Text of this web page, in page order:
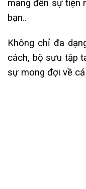
mang đến sự tiện
bạn..
Không chỉ đa
cách, bộ sưu tập
sự mong đợi về